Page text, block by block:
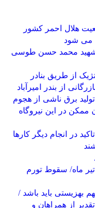
هلال احمر کشور
می شود
شهید محمد حسن طوسی
از طریق بنادر
از بندر امیرآباد
تولید برق ناشی از هجوم
ممکن در این نیروگاه
در انجام دیگر کارها
۱۶ ماه اخیر در تیر ماه/ سقوط تورم
بهزیستی باید باشد /
از همراهان و